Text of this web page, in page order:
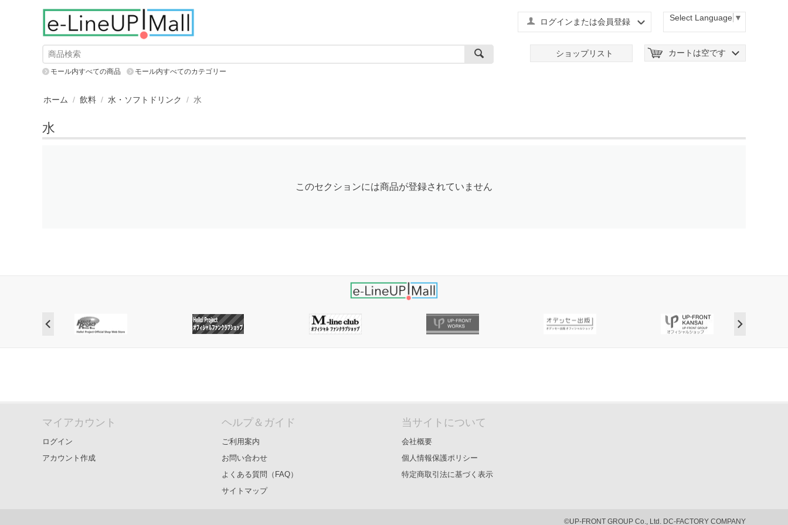
Select Language ▼
ログインまたは会員登録
カートは空です
ショップリスト
モール内すべての商品 モール内すべてのカテゴリー
ホーム / 飲料 / 水・ソフトドリンク / 水
水
このセクションには商品が登録されていません
マイアカウント
ログイン
アカウント作成
ヘルプ＆ガイド
ご利用案内
お問い合わせ
よくある質問（FAQ）
サイトマップ
当サイトについて
会社概要
個人情報保護ポリシー
特定商取引法に基づく表示
©UP-FRONT GROUP Co., Ltd. DC-FACTORY COMPANY